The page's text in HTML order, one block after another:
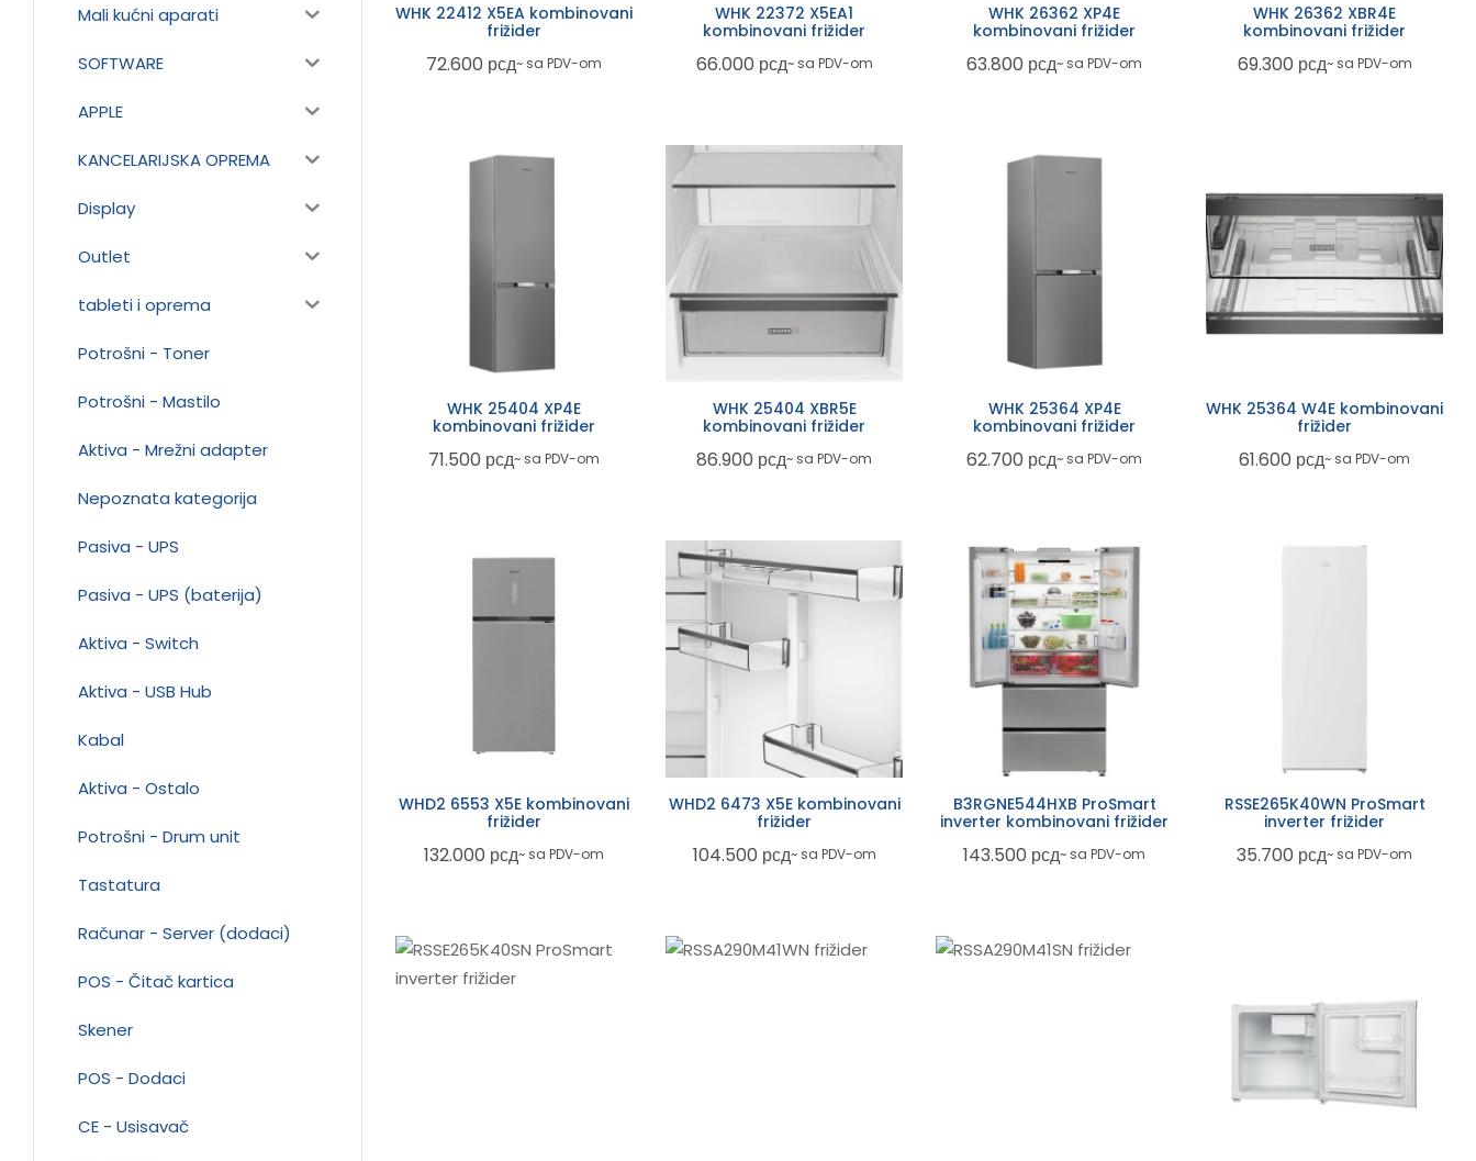
WHK 22412 X5EA kombinovani
frižider
72.600 рсд~ sa PDV-om
WHK 22372 X5EA1
kombinovani frižider
66.000 рсд~ sa PDV-om
WHK 26362 XP4E
kombinovani frižider
63.800 рсд~ sa PDV-om
WHK 26362 XBR4E
kombinovani frižider
69.300 рсд~ sa PDV-om
WHK 25404 XP4E
kombinovani frižider
71.500 рсд~ sa PDV-om
WHK 25404 XBR5E
kombinovani frižider
86.900 рсд~ sa PDV-om
WHK 25364 XP4E
kombinovani frižider
62.700 рсд~ sa PDV-om
WHK 25364 W4E kombinovani
frižider
61.600 рсд~ sa PDV-om
WHD2 6553 X5E kombinovani
frižider
132.000 рсд~ sa PDV-om
WHD2 6473 X5E kombinovani
frižider
104.500 рсд~ sa PDV-om
B3RGNE544HXB ProSmart
inverter kombinovani frižider
143.500 рсд~ sa PDV-om
RSSE265K40WN ProSmart
inverter frižider
35.700 рсд~ sa PDV-om
Mali kućni aparati
SOFTWARE
APPLE
KANCELARIJSKA OPREMA
Display
Outlet
tableti i oprema
Potrošni - Toner
Potrošni - Mastilo
Aktiva - Mrežni adapter
Nepoznata kategorija
Pasiva - UPS
Pasiva - UPS (baterija)
Aktiva - Switch
Aktiva - USB Hub
Kabal
Aktiva - Ostalo
Potrošni - Drum unit
Tastatura
Računar - Server (dodaci)
POS - Čitač kartica
Skener
POS - Dodaci
CE - Usisavač